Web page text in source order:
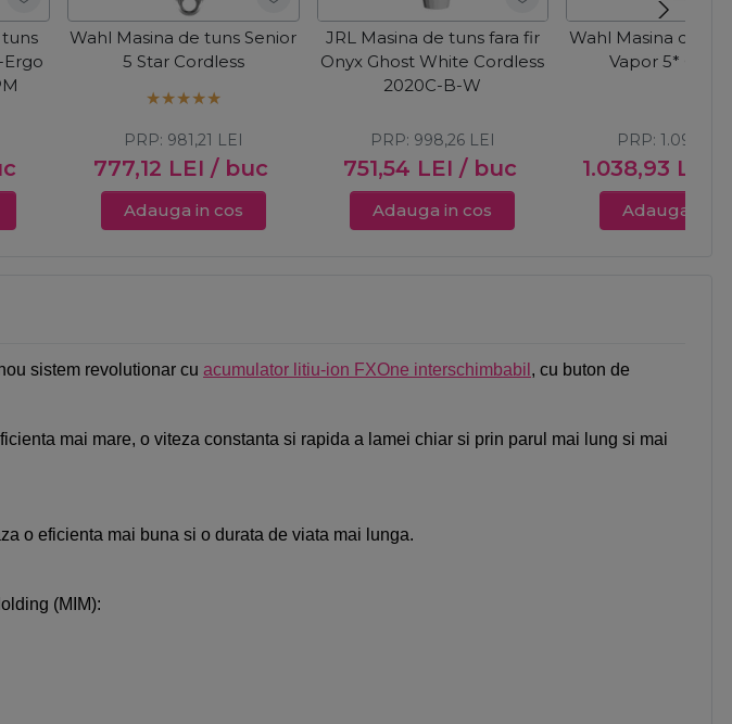
Ergo
Wahl Masina de tuns Senior
5 Star Cordless
777,12 LEI / buc
PRP: 981,21 LEI
Adauga in cos
JRL Masina de tuns fara fir
Onyx Ghost White Cordless
2020C-B-W
751,54 LEI / buc
PRP: 998,26 LEI
Adauga in cos
Wahl Masina de
Vapor 5*
1.038,93 LEI
PRP: 1.093,61
Adauga in
sistem revolutionar cu acumulator litiu-ion FXOne interschimbabil , cu buton de
mai mare, o viteza constanta si rapida a lamei chiar si prin parul mai lung si mai
o eficienta mai buna si o durata de viata mai lunga.
(MIM):